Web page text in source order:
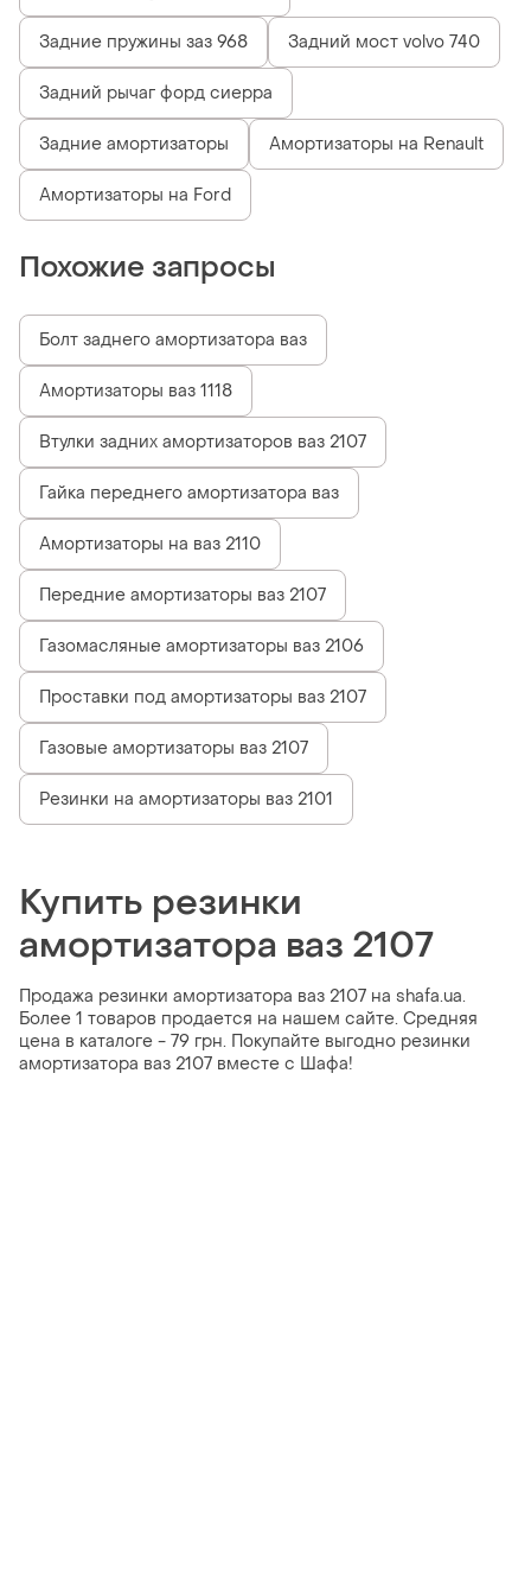
Задние пружины заз 968 Задний мост volvo 740
Задний рычаг форд сиерра
Задние амортизаторы Амортизаторы на Renault
Амортизаторы на Ford
Похожие запросы
Болт заднего амортизатора ваз
Амортизаторы ваз 1118
Втулки задних амортизаторов ваз 2107
Гайка переднего амортизатора ваз
Амортизаторы на ваз 2110
Передние амортизаторы ваз 2107
Газомасляные амортизаторы ваз 2106
Проставки под амортизаторы ваз 2107
Газовые амортизаторы ваз 2107
Резинки на амортизаторы ваз 2101
Купить резинки
амортизатора ваз 2107
Продажа резинки амортизатора ваз 2107 на shafa.ua.
Более 1 товаров продается на нашем сайте. Средняя
цена в каталоге - 79 грн. Покупайте выгодно резинки
амортизатора ваз 2107 вместе с Шафа!